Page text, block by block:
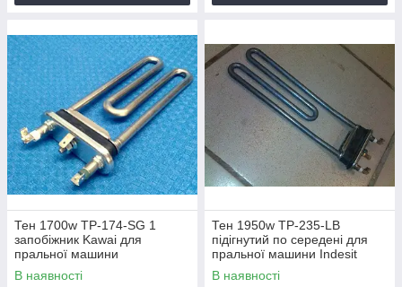
Тен 1700w TP-174-SG 1
запобіжник Kawai для
пральної машини
В наявності
Тен 1950w TP-235-LB
підігнутий по середені для
пральної машини Indesit
Ariston Whirlpool
В наявності